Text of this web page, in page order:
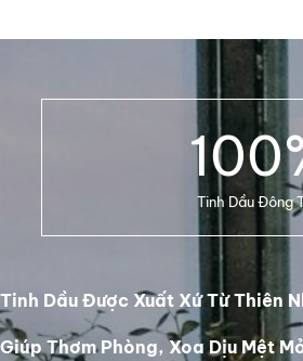
100
Tinh Dầu Đông
Tinh Dầu Được Xuất Xứ Từ Thiên
Giúp Thơm Phòng, Xoa Dịu Mệt